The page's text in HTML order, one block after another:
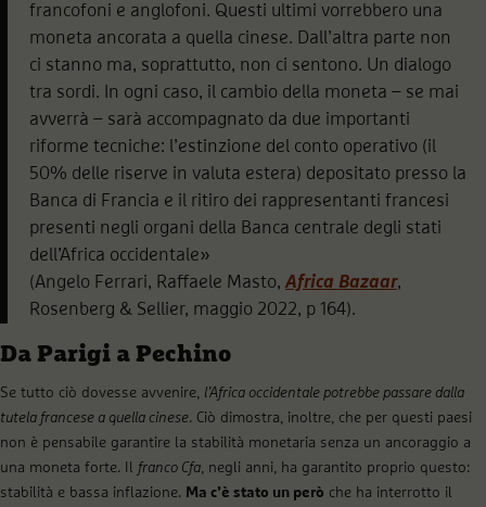
francofoni e anglofoni. Questi ultimi vorrebbero una
moneta ancorata a quella cinese. Dall’altra parte non
ci stanno ma, soprattutto, non ci sentono. Un dialogo
tra sordi. In ogni caso, il cambio della moneta – se mai
avverrà – sarà accompagnato da due importanti
riforme tecniche: l’estinzione del conto operativo (il
50% delle riserve in valuta estera) depositato presso la
Banca di Francia e il ritiro dei rappresentanti francesi
presenti negli organi della Banca centrale degli stati
dell’Africa occidentale»
(Angelo Ferrari, Raffaele Masto, Africa Bazaar,
Rosenberg & Sellier, maggio 2022, p 164).
Da Parigi a Pechino
Se tutto ciò dovesse avvenire, l’Africa occidentale potrebbe passare dalla
tutela francese a quella cinese. Ciò dimostra, inoltre, che per questi paesi
non è pensabile garantire la stabilità monetaria senza un ancoraggio a
una moneta forte. Il franco Cfa, negli anni, ha garantito proprio questo:
stabilità e bassa inflazione. Ma c’è stato un però che ha interrotto il